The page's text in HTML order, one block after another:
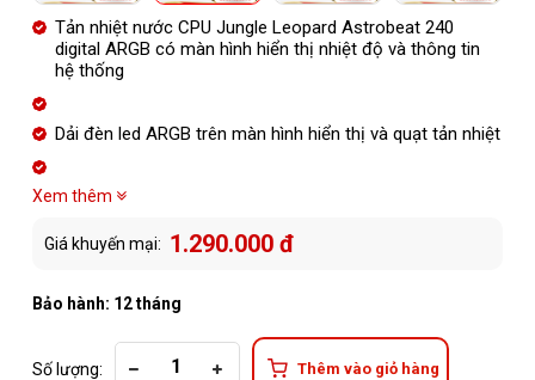
Tản nhiệt nước CPU Jungle Leopard Astrobeat 240
digital ARGB có màn hình hiển thị nhiệt độ và thông tin
hệ thống
Dải đèn led ARGB trên màn hình hiển thị và quạt tản nhiệt
Xem thêm
Giá khuyến mại: 1.290.000 đ
Bảo hành: 12 tháng
Số lượng: Thêm vào giỏ hàng